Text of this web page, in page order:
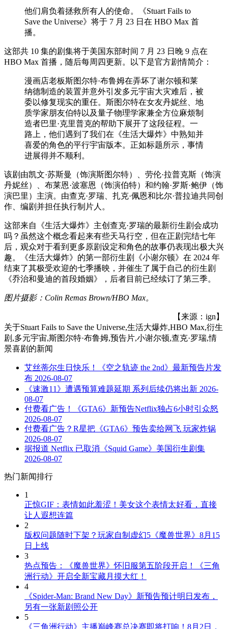
他们肩负着拯救所有人的使命。《Stuart Fails to
Save the Universe》将于 7 月 23 日在 HBO Max 首
播。
这部共 10 集的剧集将于美国东部时间 7 月 23 日晚 9 点在
HBO Max 首播，随后每周四更新。以下是官方剧情简介：
漫画店老板斯图尔特·布鲁姆在弄坏了谢尔顿和莱
纳德制造的装置并意外引发多元宇宙大灾难后，被
委以修复现实的重任。斯图尔特在女友丹妮丝、地
质学家朋友伯特以及量子物理学家兼全方位麻烦制
造者巴里·克里普克的帮助下展开了这段征程。一
路上，他们遇到了我们在《生活大爆炸》中熟知并
喜爱的角色的平行宇宙版本。正如标题所示，事情
进展得并不顺利。
该剧由凯文·苏斯曼（饰演斯图尔特）、劳伦·拉普克斯（饰演
丹妮丝）、布莱恩·波塞恩（饰演伯特）和约翰·罗斯·鲍伊（饰
演巴里）主演。由查克·罗瑞、扎克·佩恩和比尔·普拉迪共同创
作、编剧并担任执行制片人。
这部来自《生活大爆炸》主创查克·罗瑞的最新衍生剧会成功
吗？虽然这个概念看起来有些天马行空，但在正剧完结七年
后，观众对于看到更多原剧设定和角色的故事仍表现出极大兴
趣。《生活大爆炸》的第一部衍生剧《小谢尔顿》在 2024 年
结束了其极受欢迎的七季播映，并催生了属于自己的衍生剧
《乔治和曼迪的首段婚姻》，后者目前已经续订了第三季。
图片摄影：Colin Remas Brown/HBO Max。
【来源：ign】
关于Stuart Fails to Save the Universe,生活大爆炸,HBO Max,衍生
剧,多元宇宙,斯图尔特·布鲁姆,预告片,小谢尔顿,查克·罗瑞,情
景喜剧 的新闻
艾丝蒂尔生日快乐！《空之轨迹 the 2nd》最新预告片发
布 2026-08-07
《速激11》遭遇预算难题延期 系列后续仍将出新 2026-
08-07
付费看广告！《GTA6》新预告Netflix独占6小时引众怒
2026-08-07
付费看广告？R星把《GTA6》预告卖给网飞 玩家炸锅
2026-08-07
据报道 Netflix 已取消《Squid Game》美国衍生剧集
2026-08-07
热门新闻排行
1
正惊GIF：表情如此羞涩！美女这个表情太好看，直接
让人遐想连篇
2
版权问题随时下架？玩家自制虚幻5《魔兽世界》8月15
日上线
3
热点预告：《魔兽世界》怀旧服第五阶段开启！《三角
洲行动》开启全新宝藏月摸大红！
4
《Spider-Man: Brand New Day》新预告预计明日发布，
另有一张新剧照公开
5
《三角洲行动》主播巅峰赛总决赛即将打响！8月2日，